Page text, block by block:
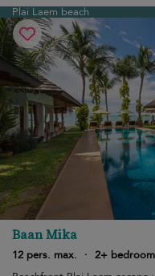
Plai Laem beach
Baan Mika
12 pers. max.
· 2+